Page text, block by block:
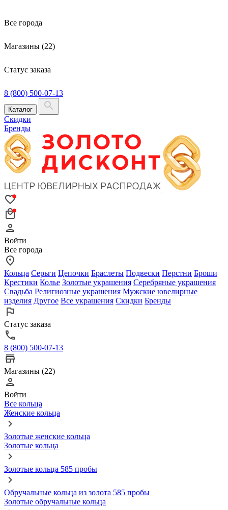
Все города
Магазины (22)
Статус заказа
8 (800) 500-07-13
Каталог
Скидки
Бренды
Войти
Все города
Кольца Серьги Цепочки Браслеты Подвески Перстни Броши
Крестики Колье Золотые украшения Серебряные украшения
Свадьба Религиозные украшения Мужские ювелирные
изделия Другое Все украшения Скидки Бренды
Статус заказа
8 (800) 500-07-13
Магазины (22)
Войти
Все кольца
Женские кольца
Золотые женские кольца
Золотые кольца
Золотые кольца 585 пробы
Обручальные кольца из золота 585 пробы
Золотые обручальные кольца